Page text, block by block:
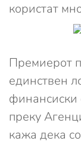
користат
Премиерот
единствен
финансиски
преку
кажа дека